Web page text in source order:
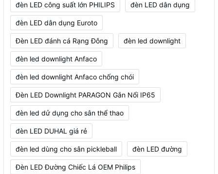
đèn LED công suất lớn PHILIPS đèn LED dân dụng
đèn LED dân dụng Euroto
Đèn LED đánh cá Rạng Đông đèn led downlight
đèn led downlight Anfaco
đèn led downlight Anfaco chống chói
Đèn LED Downlight PARAGON Gắn Nổi IP65
đèn led dử dụng cho sân thể thao
đèn LED DUHAL giá rẻ
đèn led dùng cho sân pickleball đèn LED đường
Đèn LED Đường Chiếc Lá OEM Philips